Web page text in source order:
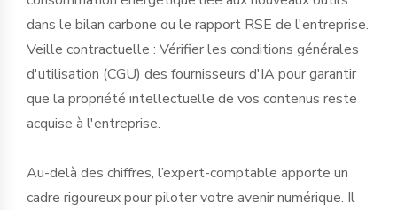
dans le bilan carbone ou le rapport RSE de l'entreprise.
Veille contractuelle : Vérifier les conditions générales
d'utilisation (CGU) des fournisseurs d'IA pour garantir
que la propriété intellectuelle de vos contenus reste
acquise à l'entreprise.
Au-delà des chiffres, l’expert-comptable apporte un
cadre rigoureux pour piloter votre avenir numérique. Il